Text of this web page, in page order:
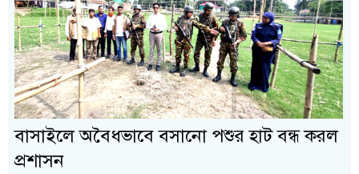
বাসাইলে অবৈধভাবে বসানো পশুর হাট বন্ধ করল
প্রশাসন